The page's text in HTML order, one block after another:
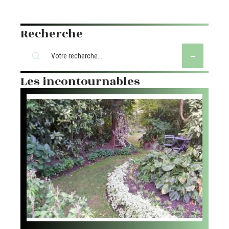
Recherche
Les incontournables